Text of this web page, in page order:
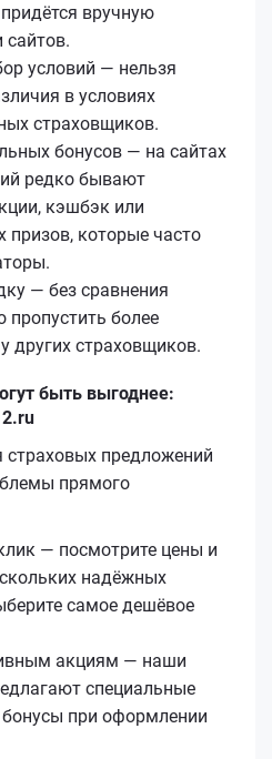
вручную
сайтов.
условий — нельзя
в условиях
страховщиков.
бонусов — на сайтах
редко бывают
кэшбэк или
которые часто
— без сравнения
пропустить более
других страховщиков.
быть выгоднее:
страховых предложений
прямого
— посмотрите цены и
надёжных
самое дешёвое
акциям — наши
специальные
при оформлении